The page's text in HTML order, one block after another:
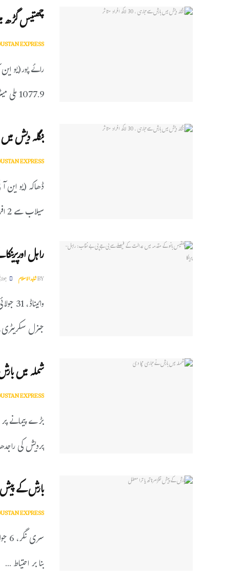
چھتیس گڑھ میں اب تک
EXPRESS
رائے پور(یو
1077.9 ملی میٹر بارش ریکارڈ ...
بنگلہ دیش میں بارش
EXPRESS
ڈھاکہ (یو این
سیلاب سے 2 افراد جاں بحق، ...
راہل
BYشاہدالاسلام
جنرل سکریٹری
شملہ میں
EXPRESS
پردیش کی
بارش کے پیش
EXPRESS
بنا بر احتیاط ...